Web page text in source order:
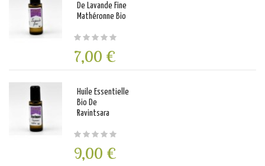
De Lavande Fine
Mathéronne Bio
7,00 €
Huile Essentielle
Bio De
Ravintsara
9,00 €